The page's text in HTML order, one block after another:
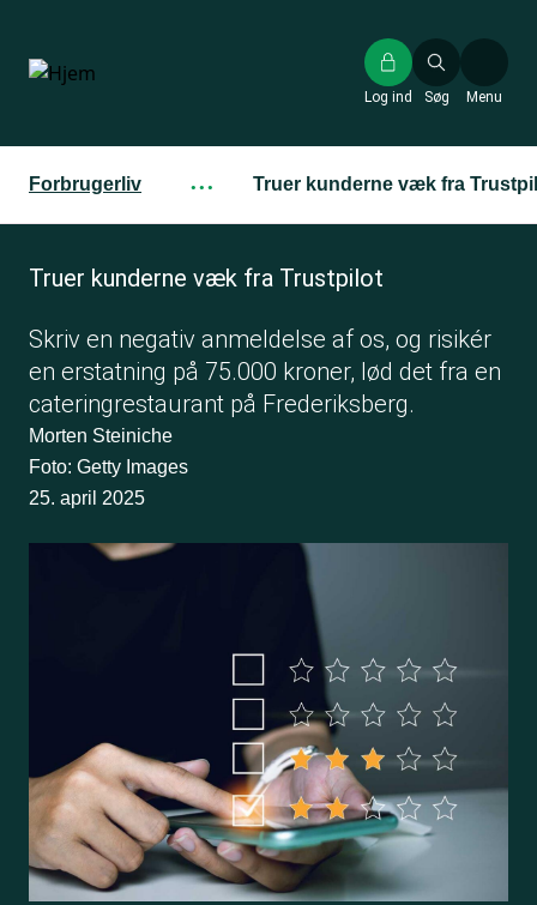
hovedindhold
Søg
Log ind Menu
Forbrugerliv ··· Truer kunderne væk fra
Truer kunderne væk fra Trustpilot
Skriv en negativ anmeldelse af os, og risikér
en erstatning på 75.000 kroner, lød det fra en
cateringrestaurant på Frederiksberg.
Morten Steiniche
Foto: Getty Images
25. april 2025